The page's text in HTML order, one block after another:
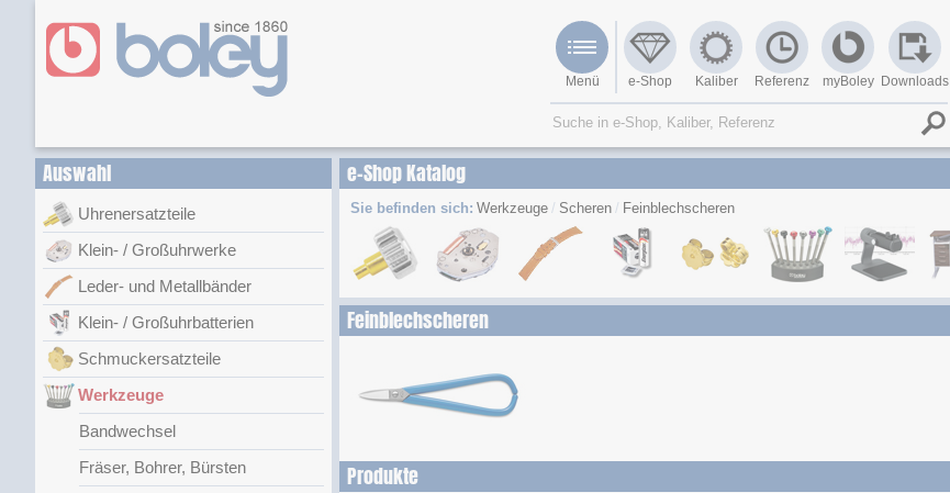
Menü e-Shop Kaliber Referenz myBoley Downloads
Auswahl
Uhrenersatzteile
Klein- / Großuhrwerke
Leder- und Metallbänder
Klein- / Großuhrbatterien
Schmuckersatzteile
Werkzeuge
Bandwechsel
Fräser, Bohrer, Bürsten
e-Shop Katalog
Sie befinden sich: Werkzeuge Scheren Feinblechscheren
Feinblechscheren
Produkte